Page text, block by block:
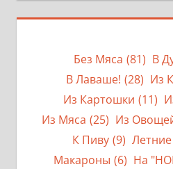
Без Мяса (81) В
В Лаваше! (28) Из
Из Картошки (11)
Из Мяса (25) Из
К Пиву (9)
Макароны (6) На